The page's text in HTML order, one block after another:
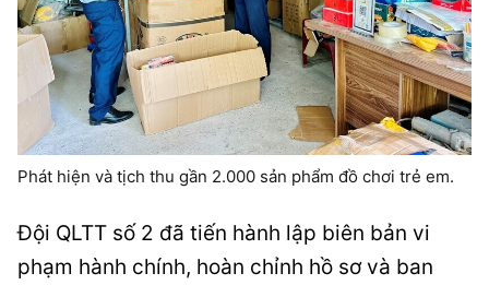
Phát hiện và tịch thu gần 2.000 sản phẩm đồ chơi trẻ em.
Đội QLTT số 2 đã tiến hành lập biên bản vi
phạm hành chính, hoàn chỉnh hồ sơ và ban